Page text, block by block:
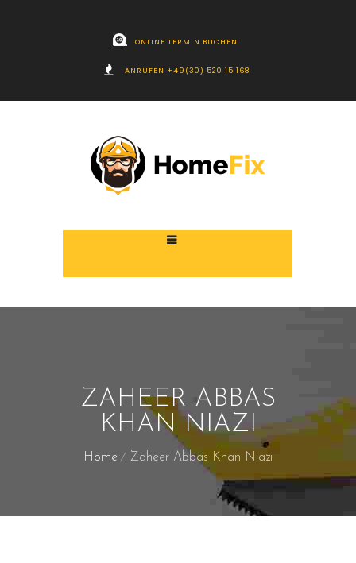
ONLINE TERMIN BUCHEN
ANRUFEN +49(30) 520 15 168
ZAHEER ABBAS
KHAN NIAZI
Home Zaheer Abbas Khan Niazi